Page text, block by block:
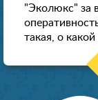
"Эколюкс" за
такая, о